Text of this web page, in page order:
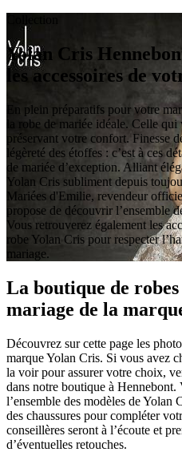
Yolan Cris
les accessoires de
En plein préparatifs pour votre
la robe de mariée idéale. Celle
préservant votre confort. Finesse
légèreté des étoffes : c’est à ces
de mariée d’exception. Alliant
Yolan Cris subliment depuis
Mariées d'Emilie, revendeur
propose de découvrir l’ensemble
Vous retrouverez également les
robe Yolan Cris pour respecter
mariage.
La boutique de
mariage de la
Découvrez sur cette page les
marque Yolan Cris. Si vous avez
la voir pour assurer votre choix,
dans notre boutique à
l’ensemble des modèles de Yolan
des chaussures pour compléter
conseillères seront à l’écoute et
d’éventuelles retouches.